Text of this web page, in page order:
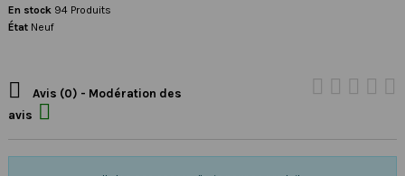
En stock 94 Produits
État Neuf

Avis (0) - Modération des
avis
